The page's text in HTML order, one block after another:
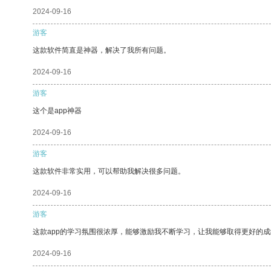
2024-09-16
游客
这款软件简直是神器，解决了我所有问题。
2024-09-16
游客
这个是app神器
2024-09-16
游客
这款软件非常实用，可以帮助我解决很多问题。
2024-09-16
游客
这款app的学习氛围很浓厚，能够激励我不断学习，让我能够取得更好的
2024-09-16